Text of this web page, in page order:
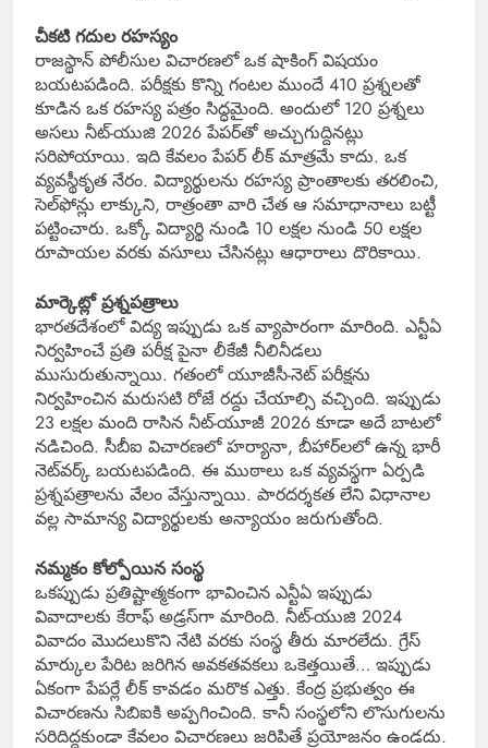
చీకటి గదుల రహస్యం
రాజస్థాన్ పోలీసుల విచారణలో ఒక షాకింగ్ విషయం
బయటపడింది. పరీక్షకు కొన్ని గంటల ముందే 410 ప్రశ్నలతో
కూడిన ఒక రహస్య పత్రం సిద్ధమైంది. అందులో 120 ప్రశ్నలు
అసలు నీట్-యుజి 2026 పేపర్‌తో అచ్చుగుద్దినట్లు
సరిపోయాయి. ఇది కేవలం పేపర్ లీక్ మాత్రమే కాదు. ఒక
వ్యవస్థీకృత నేరం. విద్యార్థులను రహస్య ప్రాంతాలకు తరలించి,
సెల్‌ఫోన్లు లాక్కుని, రాత్రంతా వారి చేత ఆ సమాధానాలు బట్టీ
పట్టించారు. ఒక్కో విద్యార్థి నుండి 10 లక్షల నుండి 50 లక్షల
రూపాయల వరకు వసూలు చేసినట్లు ఆధారాలు దొరికాయి.
మార్కెట్లో ప్రశ్నపత్రాలు
భారతదేశంలో విద్య ఇప్పుడు ఒక వ్యాపారంగా మారింది. ఎన్టీఏ
నిర్వహించే ప్రతి పరీక్ష పైనా లీకేజీ నీలినీడలు
ముసురుతున్నాయి. గతంలో యూజీసీ-నెట్ పరీక్షను
నిర్వహించిన మరుసటి రోజే రద్దు చేయాల్సి వచ్చింది. ఇప్పుడు
23 లక్షల మంది రాసిన నీట్-యూజీ 2026 కూడా అదే బాటలో
నడిచింది. సీబీఐ విచారణలో హర్యానా, బీహార్‌లలో ఉన్న భారీ
నెట్‌వర్క్ బయటపడింది. ఈ ముఠాలు ఒక వ్యవస్థగా ఏర్పడి
ప్రశ్నపత్రాలను వేలం వేస్తున్నాయి. పారదర్శకత లేని విధానాల
వల్ల సామాన్య విద్యార్థులకు అన్యాయం జరుగుతోంది.
నమ్మకం కోల్పోయిన సంస్థ
ఒకప్పుడు ప్రతిష్టాత్మకంగా భావించిన ఎన్టీఏ ఇప్పుడు
వివాదాలకు కేరాఫ్ అడ్రస్‌గా మారింది. నీట్-యుజి 2024
వివాదం మొదలుకొని నేటి వరకు సంస్థ తీరు మారలేదు. గ్రేస్
మార్కుల పేరిట జరిగిన అవకతవకలు ఒకెత్తయితే… ఇప్పుడు
ఏకంగా పేపర్లే లీక్ కావడం మరొక ఎత్తు. కేంద్ర ప్రభుత్వం ఈ
విచారణను సిబిఐకి అప్పగించింది. కానీ సంస్థలోని లొసుగులను
సరిదిద్దకుండా కేవలం విచారణలు జరిపితే ప్రయోజనం ఉండదు.